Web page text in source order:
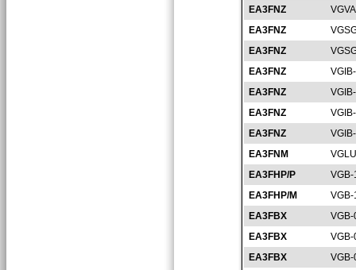
EA3FNZ
EA3FNZ
EA3FNZ
EA3FNZ
EA3FNZ
EA3FNZ
EA3FNZ
EA3FNM
EA3FHP/P
EA3FHP/M
EA3FBX
EA3FBX
EA3FBX